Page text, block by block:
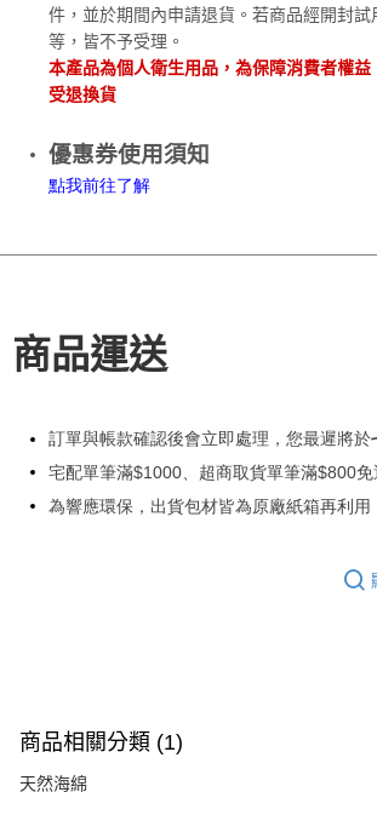
件，並於期間內申請退貨。若商品經開封
等，皆不予受理。
本產品為個人衛生用品，為保障消費者權
受退換貨
優惠券使用須知
點我前往了解
商品運送
訂單與帳款確認後會立即處理，您最遲將於
宅配單筆滿$1000、超商取貨單筆滿$800免
為響應環保，出貨包材皆為原廠紙箱再利用
商品相關分類 (1)
天然海綿